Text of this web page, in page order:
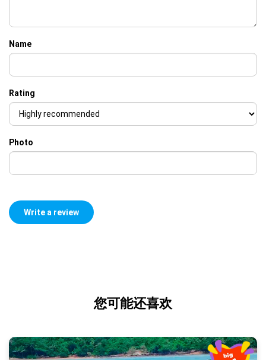
Name
Rating
Photo
您可能还喜欢